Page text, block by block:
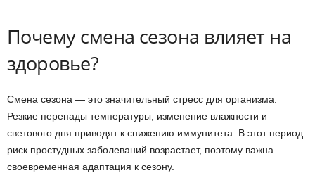
Почему смена сезона влияет на
здоровье?
Смена сезона — это значительный стресс для организма.
Резкие перепады температуры, изменение влажности и
светового дня приводят к снижению иммунитета. В этот период
риск простудных заболеваний возрастает, поэтому важна
своевременная адаптация к сезону.